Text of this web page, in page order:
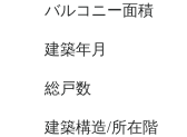
バルコニー面積
建築年月
総戸数
建築構造/所在階